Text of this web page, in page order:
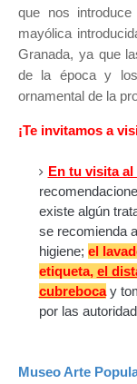
que nos
mayólica
Granada, ya que
de la época y
ornamental de la
¡Te invitamos a
En tu visita al
existe algún
se recomienda
higiene; el
etiqueta, el
cubreboca y
por las
Museo Arte